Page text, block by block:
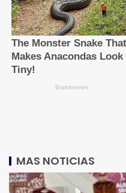
MAS NOTICIAS